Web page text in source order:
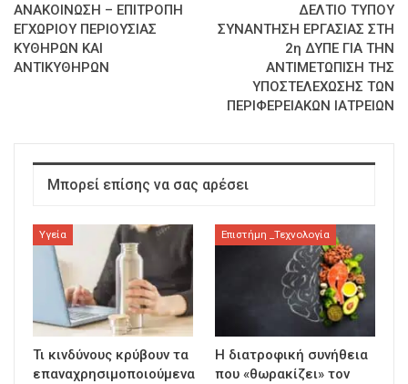
ΑΝΑΚΟΙΝΩΣΗ – ΕΠΙΤΡΟΠΗ
ΕΓΧΩΡΙΟΥ ΠΕΡΙΟΥΣΙΑΣ
ΚΥΘΗΡΩΝ ΚΑΙ
ΑΝΤΙΚΥΘΗΡΩΝ
ΔΕΛΤΙΟ ΤΥΠΟΥ
ΣΥΝΑΝΤΗΣΗ ΕΡΓΑΣΙΑΣ ΣΤΗ
2η ΔΥΠΕ ΓΙΑ ΤΗΝ
ΑΝΤΙΜΕΤΩΠΙΣΗ ΤΗΣ
ΥΠΟΣΤΕΛΕΧΩΣΗΣ ΤΩΝ
ΠΕΡΙΦΕΡΕΙΑΚΩΝ ΙΑΤΡΕΙΩΝ
Μπορεί επίσης να σας αρέσει
Υγεία
Τι κινδύνους κρύβουν τα
επαναχρησιμοποιούμενα
Επιστήμη _Τεχνολογία
Η διατροφική συνήθεια
που «θωρακίζει» τον